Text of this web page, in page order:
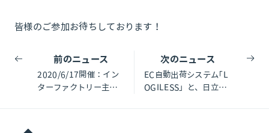
皆様のご参加お待ちしております！
前のニュース
2020/6/17開催：イン
ターファクトリー主催
次のニュース
EC自動出荷システム｢L
OGILESS」と、日立物